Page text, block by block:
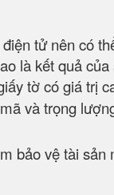
tử nên có
là kết quả
tờ có giá trị
và trọng
bảo vệ tài